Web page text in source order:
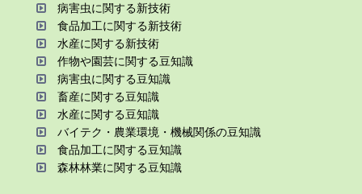
病害⾍に関する新技術
⾷品加⼯に関する新技術
⽔産に関する新技術
作物や園芸に関する⾖知識
病害⾍に関する⾖知識
畜産に関する⾖知識
⽔産に関する⾖知識
バイテク・農業環境・機械関係の⾖知識
⾷品加⼯に関する⾖知識
森林林業に関する⾖知識